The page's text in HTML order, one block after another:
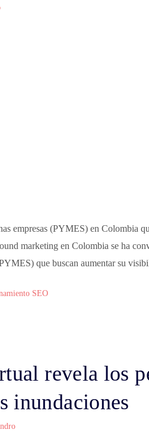
empresas (PYMES) en Colombia
marketing en Colombia se ha
que buscan aumentar su
SEO
revela los
inundaciones